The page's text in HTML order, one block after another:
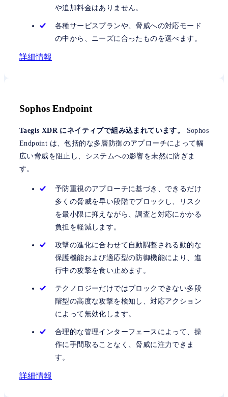
や追加料金はありません。
各種サービスプランや、脅威への対応モード
の中から、ニーズに合ったものを選べます。
詳細情報
Sophos Endpoint
Taegis XDR にネイティブで組み込まれています。
Sophos
Endpoint は、包括的な多層防御のアプローチによって幅
広い脅威を阻止し、システムへの影響を未然に防ぎま
す。
予防重視のアプローチに基づき、できるだけ
多くの脅威を早い段階でブロックし、リスク
を最小限に抑えながら、調査と対応にかかる
負担を軽減します。
攻撃の進化に合わせて自動調整される動的な
保護機能および適応型の防御機能により、進
行中の攻撃を食い止めます。
テクノロジーだけではブロックできない多段
階型の高度な攻撃を検知し、対応アクション
によって無効化します。
合理的な管理インターフェースによって、操
作に手間取ることなく、脅威に注力できま
す。
詳細情報